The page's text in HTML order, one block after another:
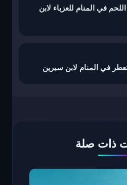
في المنام للعزباء لابن
ذات صلة